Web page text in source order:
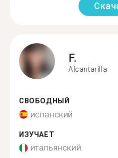
F.
Alcantarilla
СВОБОДНЫЙ
испанский
ИЗУЧАЕТ
итальянский